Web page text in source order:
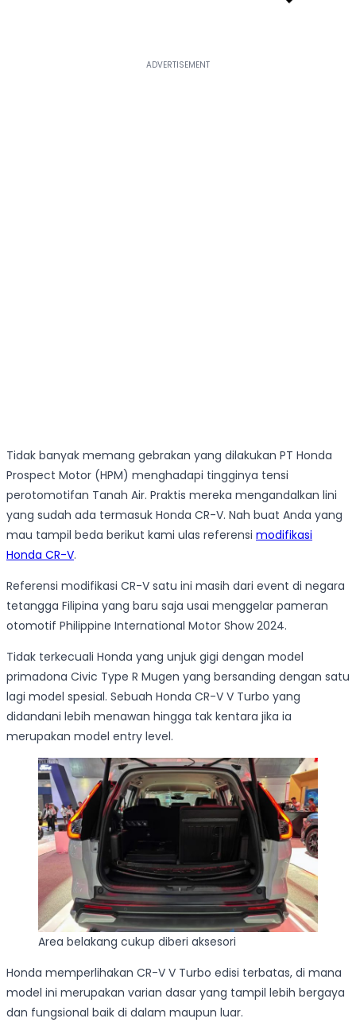
Tidak banyak memang gebrakan yang dilakukan PT Honda
Prospect Motor (HPM) menghadapi tingginya tensi
perotomotifan Tanah Air. Praktis mereka mengandalkan lini
yang sudah ada termasuk Honda CR-V. Nah buat Anda yang
mau tampil beda berikut kami ulas referensi modifikasi
Honda CR-V.
Referensi modifikasi CR-V satu ini masih dari event di negara
tetangga Filipina yang baru saja usai menggelar pameran
otomotif Philippine International Motor Show 2024.
Tidak terkecuali Honda yang unjuk gigi dengan model
primadona Civic Type R Mugen yang bersanding dengan satu
lagi model spesial. Sebuah Honda CR-V V Turbo yang
didandani lebih menawan hingga tak kentara jika ia
merupakan model entry level.
Area belakang cukup diberi aksesori
Honda memperlihakan CR-V V Turbo edisi terbatas, di mana
model ini merupakan varian dasar yang tampil lebih bergaya
dan fungsional baik di dalam maupun luar.